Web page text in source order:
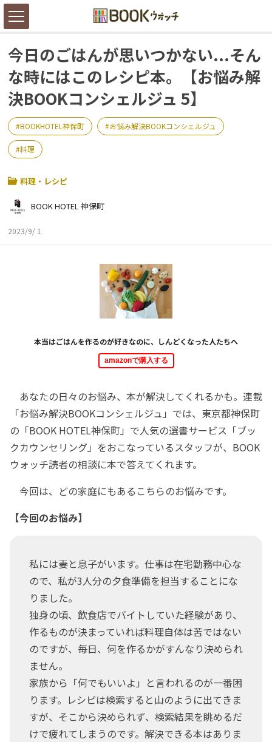
今日のごはんが思いつかない...そん
な時にはこのレシピ本。【お悩み解
決BOOKコンシェルジュ 5】
BOOKHOTEL神保町 お悩み解決BOOKコンシェルジュ
料理
料理・レシピ
BOOK HOTEL 神保町
2023/9/ 1
本当はごはんを作るのが好きなのに、しんどくなった人たちへ
amazonで購入する
あなたの日々のお悩み、本が解決してくれるかも。連載
「お悩み解決BOOKコンシェルジュ」では、東京都神保町
の「BOOK HOTEL神保町」で人気の選書サービス「ブッ
クカウンセリング」をおこなっているスタッフが、BOOK
ウォッチ読者の相談に本で答えてくれます。
今回は、どの家庭にもあるこちらのお悩みです。
【今回のお悩み】
私には妻と息子がいます。仕事は在宅勤務中心な
ので、私が3人分の夕食準備を担当することにな
りました。
独身の頃、飲食店でバイトしていた経験があり、
作るものが決まっていれば料理自体は苦ではない
のですが、毎日、何を作るかがすんなり決められ
ません。
家族から「何でもいいよ」と言われるのが一番困
ります。レシピは検索すると山のように出てきま
すが、そこから決められず、検索結果を眺めるだ
けで疲れてしまうのです。解決できる本はありま